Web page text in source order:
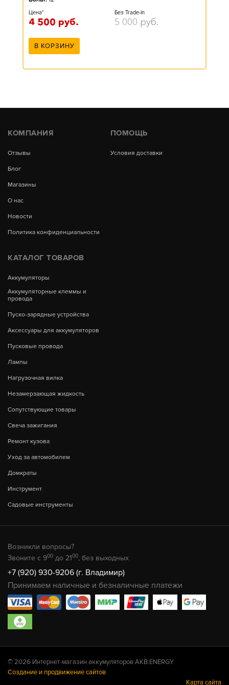
Цена*
4 500 руб.
Без Trade-in
5 000 руб.
В КОРЗИНУ
КОМПАНИЯ
Отзывы
Блог
Магазины
О нас
Новости
Политика конфиденциальности
ПОМОЩЬ
Условия доставки
КАТАЛОГ ТОВАРОВ
Аккумуляторы
Аккумуляторные клеммы и
провода
Пуско-зарядные устройства
Аксессуары для аккумуляторов
Пусковые провода
Лампы
Нагрузочная вилка
Незамерзающая жидкость
Сопутствующие товары
Свеча зажигания
Ремонт кузова
Уход за автомобилем
Домкраты
Инструмент
Садовые инструменты
Возникли вопросы?
Звоните с 900 до 2100, без выходных
+7 (920) 930-9206 (г. Владимир)
Принимаем наличные и безналичные платежи
© 2026 Интернет-магазин аккумуляторов AKB.ENERGY
Создание и продвижение сайтов
Карта сайта